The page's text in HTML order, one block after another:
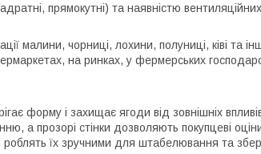
прямокутні) та наявністю вентиляційних
малини, чорниці, лохини, полуниці, ківі та
на ринках, у фермерських
форму і захищає ягоди від зовнішніх
а прозорі стінки дозволяють покупцеві
їх зручними для штабелювання та